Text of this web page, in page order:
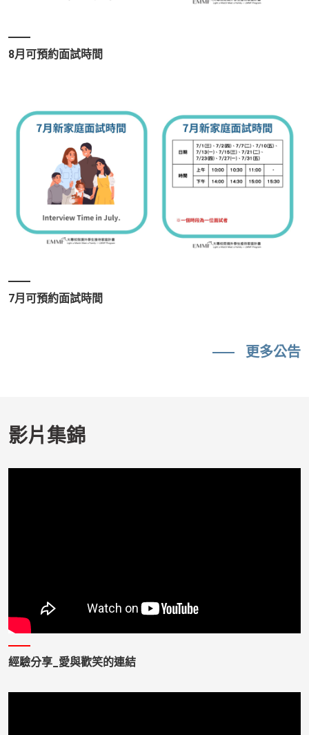
8月可預約面試時間
7月可預約面試時間
更多公告
影片集錦
經驗分享_愛與歡笑的連結